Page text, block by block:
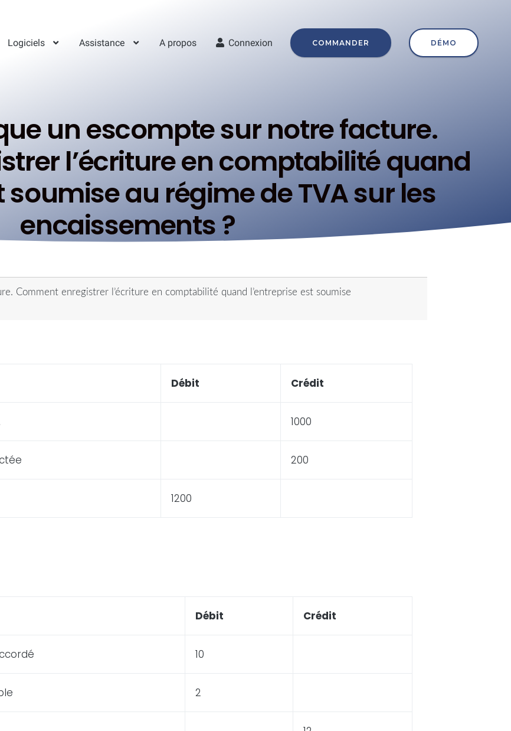
Logiciels Assistance A propos Connexion COMMANDER DÉMO
un escompte sur notre facture.
l’écriture en comptabilité quand
soumise au régime de TVA sur les
encaissements ?
Comment enregistrer l’écriture en comptabilité quand l’entreprise est soumise
Débit Crédit
1000
200
1200
Débit Crédit
10
2